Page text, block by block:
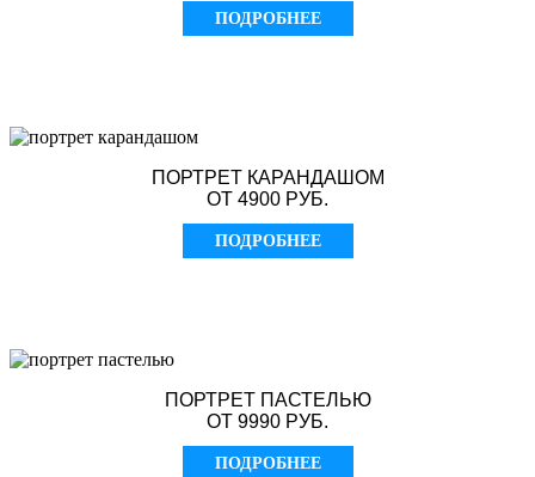
ПОДРОБНЕЕ
ПОРТРЕТ КАРАНДАШОМ
ОТ 4900 РУБ.
ПОДРОБНЕЕ
ПОРТРЕТ ПАСТЕЛЬЮ
ОТ 9990 РУБ.
ПОДРОБНЕЕ